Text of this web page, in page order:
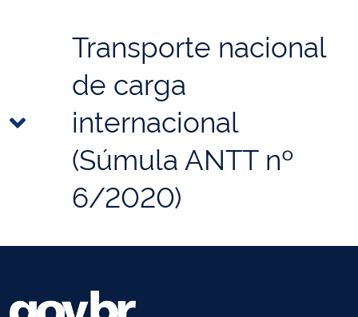
Transporte nacional
de carga
internacional
(Súmula ANTT nº
6/2020)